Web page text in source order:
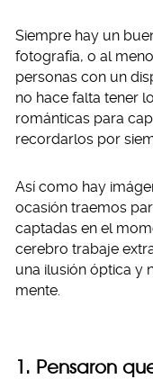
Siempre hay un
fotografía, o al
personas con un
no hace falta tener
románticas para
recordarlos por
Así como hay
ocasión traemos
captadas en el
cerebro trabaje
una ilusión óptica y
mente.
1. Pensaron